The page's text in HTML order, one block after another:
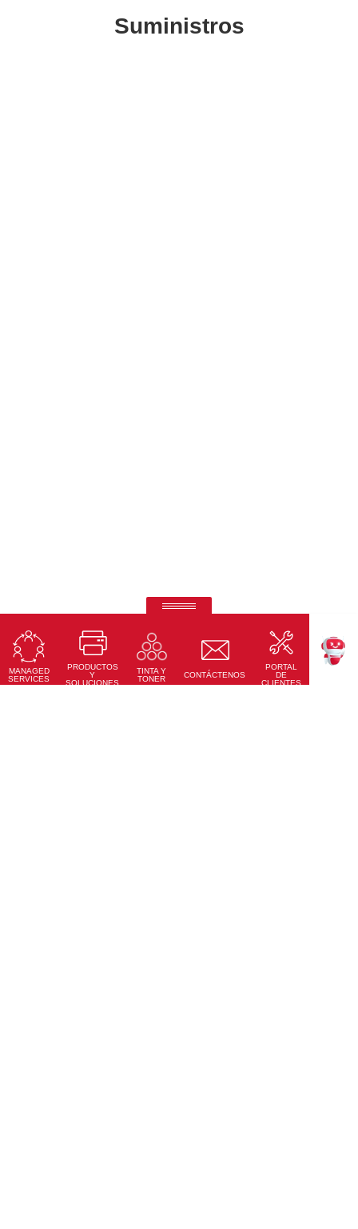
Suministros
MANAGED
SERVICES
PRODUCTOS
Y
SOLUCIONES
TINTA Y
TONER
CONTÁCTENOS
PORTAL
DE
CLIENTES
Pantallas Interactivas Ricoh
Precisión táctil, conectividad total y diseño moderno
Conoce Más